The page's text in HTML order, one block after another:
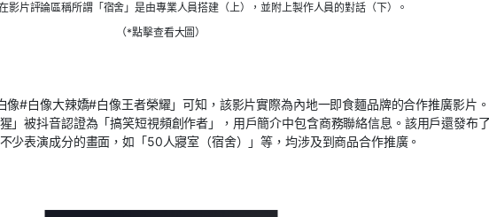
影片評論區稱所謂「宿舍」是由專業人員搭建（上），並附上製作人員的對話（下）。
（*點擊查看大圖）
像#白像大辣嬌#白像王者榮耀」可知，該影片實際為內地一即食麵品牌的合作推廣影片
」被抖音認證為「搞笑短視頻創作者」，用戶簡介中包含商務聯絡信息。該用戶還發布
少表演成分的畫面，如「50人寢室（宿舍）」等，均涉及到商品合作推廣。